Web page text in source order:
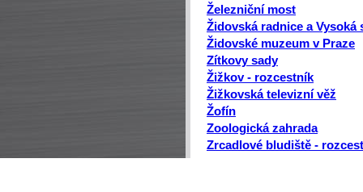
Železniční most
Židovská radnice a Vysoká
Židovské muzeum v Praze
Zítkovy sady
Žižkov - rozcestník
Žižkovská televizní věž
Žofín
Zoologická zahrada
Zrcadlové bludiště -